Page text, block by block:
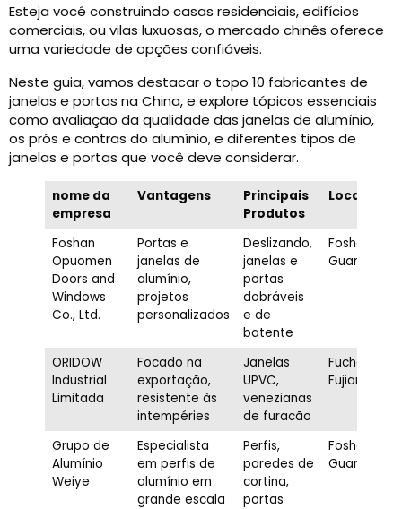
Esteja você construindo casas residenciais, edifícios
comerciais, ou vilas luxuosas, o mercado chinês oferece
uma variedade de opções confiáveis.
Neste guia, vamos destacar o topo 10 fabricantes de
janelas e portas na China, e explore tópicos essenciais
como avaliação da qualidade das janelas de alumínio,
os prós e contras do alumínio, e diferentes tipos de
janelas e portas que você deve considerar.
nome da
empresa
Vantagens
Principais
Produtos
Foshan
Opuomen
Doors and
Windows
Co., Ltd.
Portas e
janelas de
alumínio,
projetos
personalizados
Deslizando,
janelas e
portas
dobráveis ​​
e de
batente
Foshan,
Guangdong
ORIDOW
Industrial
Limitada
Focado na
exportação,
resistente às
intempéries
Janelas
UPVC,
venezianas
de furacão
Fucheu,
Fujian
Grupo de
Alumínio
Weiye
Especialista
em perfis de
alumínio em
grande escala
Perfis,
paredes de
cortina,
portas
Foshan,
Guangdong